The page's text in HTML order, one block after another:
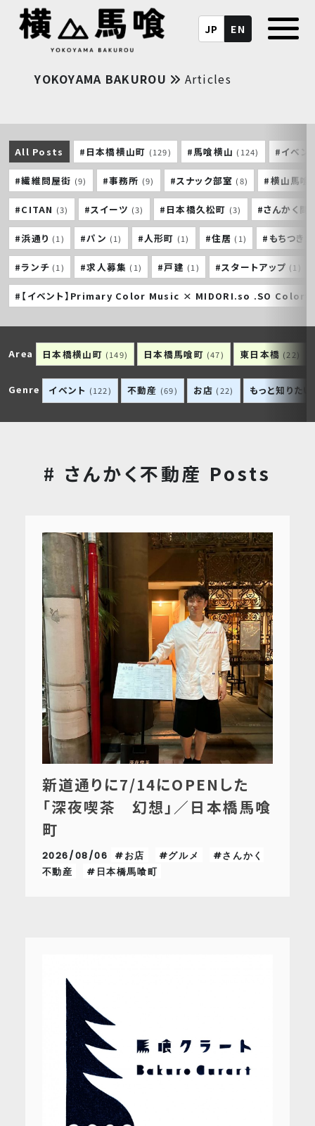
JP EN
YOKOYAMA BAKUROU Articles
All Posts #日本橋横山町 (129) #馬喰横山 (124) #イベン
#繊維問屋街 (9) #事務所 (9) #スナック部室 (8) #横山馬喰
#CITAN (3) #スイーツ (3) #日本橋久松町 (3) #さんかく問
#浜通り (1) #パン (1) #人形町 (1) #住居 (1) #もちつき
#ランチ (1) #求人募集 (1) #戸建 (1) #スタートアップ (1)
#【イベント】Primary Color Music × MIDORI.so .SO
Area 日本橋横山町 (149) 日本橋馬喰町 (47) 東日本橋 (22)
Genre イベント (122) 不動産 (69) お店 (22) もっと知りたい
# さんかく不動産 Posts
新道通りに7/14にOPENした
「深夜喫茶 幻想」／日本橋馬喰
町
2026/08/06 #お店 #グルメ
#さんかく
不動産
#日本橋馬喰町